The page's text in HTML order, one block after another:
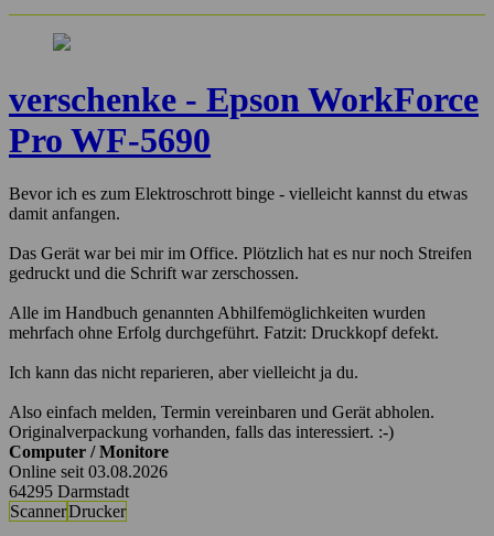
verschenke - Epson WorkForce
Pro WF-5690
Bevor ich es zum Elektroschrott binge - vielleicht kannst du etwas
damit anfangen.
Das Gerät war bei mir im Office. Plötzlich hat es nur noch Streifen
gedruckt und die Schrift war zerschossen.
Alle im Handbuch genannten Abhilfemöglichkeiten wurden
mehrfach ohne Erfolg durchgeführt. Fatzit: Druckkopf defekt.
Ich kann das nicht reparieren, aber vielleicht ja du.
Also einfach melden, Termin vereinbaren und Gerät abholen.
Originalverpackung vorhanden, falls das interessiert. :-)
Computer / Monitore
Online seit 03.08.2026
64295 Darmstadt
ScannerDrucker